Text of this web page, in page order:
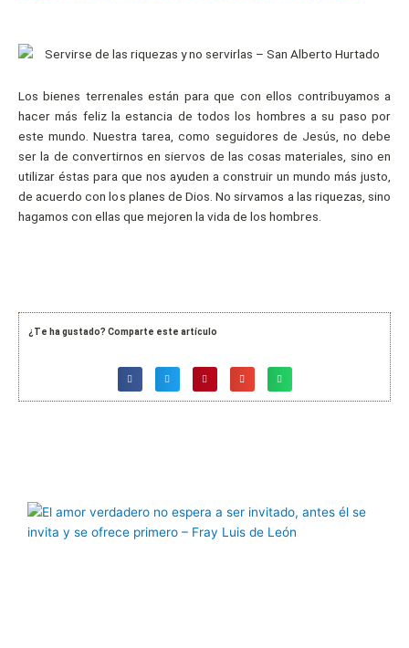
Los bienes terrenales están para que con ellos contribuyamos a
hacer más feliz la estancia de todos los hombres a su paso por
este mundo. Nuestra tarea, como seguidores de Jesús, no debe
ser la de convertirnos en siervos de las cosas materiales, sino en
utilizar éstas para que nos ayuden a construir un mundo más justo,
de acuerdo con los planes de Dios. No sirvamos a las riquezas, sino
hagamos con ellas que mejoren la vida de los hombres.
¿Te ha gustado? Comparte este artículo
PáginaPáginaPáginaPáginaPágina